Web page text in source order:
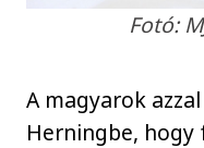
Fotó:
A magyarok
Herningbe,